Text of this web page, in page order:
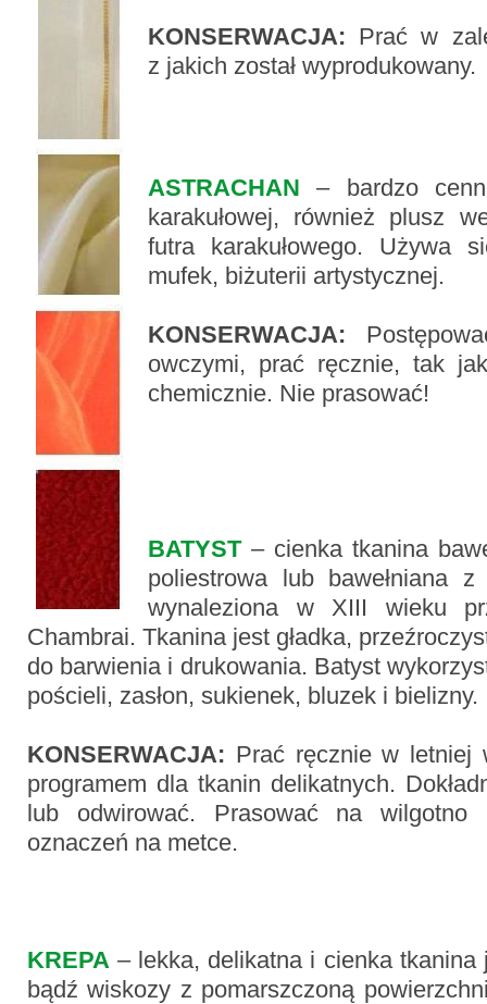
KONSERWACJA: Prać w
z jakich został wyprodukowany.
ASTRACHAN – bardzo
karakułowej, również plusz
futra karakułowego. Używa
mufek, biżuterii artystycznej.
KONSERWACJA:
owczymi, prać ręcznie, tak
chemicznie. Nie prasować!
BATYST– cienka tkanina
poliestrowa lub bawełniana
wynaleziona w XIII wieku
Chambrai. Tkanina jest gładka,
do barwienia i drukowania. Batyst
pościeli, zasłon, sukienek, bluzek i bielizny.
KONSERWACJA: Prać ręcznie w letniej
programem dla tkanin delikatnych.
lub odwirować. Prasować na
oznaczeń na metce.
KREPA – lekka, delikatna i cienka tkanina
bądź wiskozy z pomarszczoną